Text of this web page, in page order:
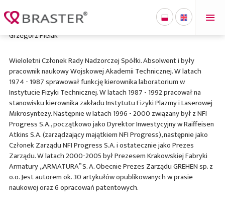
Grzegorz Pielak
Wieloletni Członek Rady Nadzorczej Spółki. Absolwent i były
pracownik naukowy Wojskowej Akademii Technicznej. W latach
1974 - 1987 sprawował funkcję kierownika laboratorium w
Instytucie Fizyki Technicznej. W latach 1987 - 1992 pracował na
stanowisku kierownika zakładu Instytutu Fizyki Plazmy i Laserowej
Mikrosyntezy. Następnie w latach 1996 - 2000 związany był z NFI
Progress S.A., początkowo jako Dyrektor Inwestycyjny w Raiffeisen
Atkins S.A. (zarządzający majątkiem NFI Progress), następnie jako
Członek Zarządu NFI Progress S.A. i ostatecznie jako Prezes
Zarządu. W latach 2000-2005 był Prezesem Krakowskiej Fabryki
Armatury „ARMATURA” S. A. Obecnie Prezes Zarządu GREHEN sp. z
o.o. Jest autorem ok. 30 artykułów opublikowanych w prasie
naukowej oraz 6 opracowań patentowych.